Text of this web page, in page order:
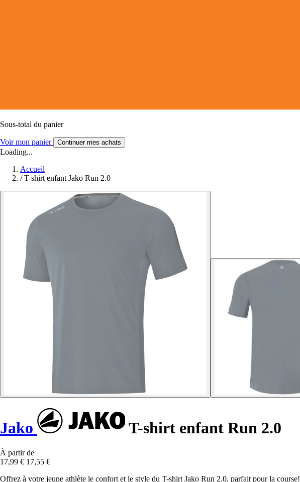
Sous-total du panier
Voir mon panier Continuer mes achats
Loading...
Accueil
/ T-shirt enfant Jako Run 2.0
Jako T-shirt enfant Run 2.0
À partir de
17,99 € 17,55 €
Offrez à votre jeune athlète le confort et le style du T-shirt Jako Run 2.0, parfait pour la course!